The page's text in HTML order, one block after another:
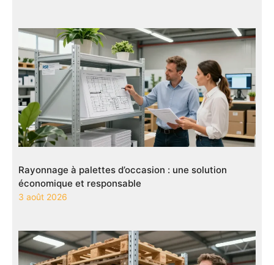
Rayonnage à palettes d’occasion : une solution
économique et responsable
3 août 2026